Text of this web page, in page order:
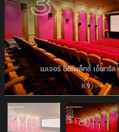
เมเจอร์ ซีนีเพล็กซ์ เซ็นทรัล